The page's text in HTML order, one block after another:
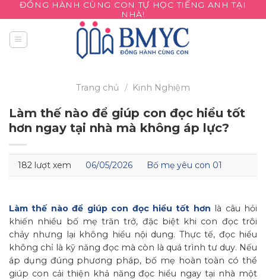
to
content
ĐỒNG HÀNH CÙNG CON TỰ HỌC TIẾNG ANH TẠI
NHÀ!
Trang chủ / Kinh Nghiệm
Làm thế nào để giúp con đọc hiểu tốt
hơn ngay tại nhà mà không áp lực?
182 lượt xem 06/05/2026 Bố mẹ yêu con 01
Làm thế nào để giúp con đọc hiểu tốt hơn là câu hỏi
khiến nhiều bố mẹ trăn trở, đặc biệt khi con đọc trôi
chảy nhưng lại không hiểu nội dung. Thực tế, đọc hiểu
không chỉ là kỹ năng đọc mà còn là quá trình tư duy. Nếu
áp dụng đúng phương pháp, bố mẹ hoàn toàn có thể
giúp con cải thiện khả năng đọc hiểu ngay tại nhà một